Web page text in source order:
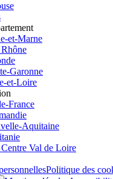
et-Marne
Garonne
et-Loire
France
Aquitaine
Val de Loire
Politique des